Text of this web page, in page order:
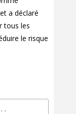
a déclaré
tous les
le risque